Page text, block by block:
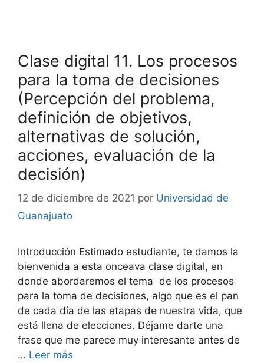
Clase digital 11. Los procesos
para la toma de decisiones
(Percepción del problema,
definición de objetivos,
alternativas de solución,
acciones, evaluación de la
decisión)
12 de diciembre de 2021 por Universidad de
Guanajuato
Introducción Estimado estudiante, te damos la
bienvenida a esta onceava clase digital, en
donde abordaremos el tema de los procesos
para la toma de decisiones, algo que es el pan
de cada día de las etapas de nuestra vida, que
está llena de elecciones. Déjame darte una
frase que me parece muy interesante antes de
… Leer más